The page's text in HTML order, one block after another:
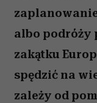
albo podróży
zakątku
spędzić na
zależy od